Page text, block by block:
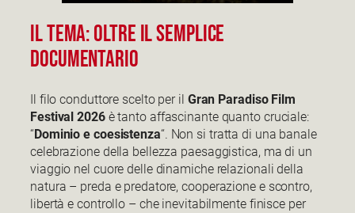
Il Tema: Oltre il Semplice
Documentario
Il filo conduttore scelto per il Gran Paradiso Film
Festival 2026è tanto affascinante quanto cruciale:
“Dominio e coesistenza“. Non si tratta di una banale
celebrazione della bellezza paesaggistica, ma di un
viaggio nel cuore delle dinamiche relazionali della
natura – preda e predatore, cooperazione e scontro,
libertà e controllo – che inevitabilmente finisce per